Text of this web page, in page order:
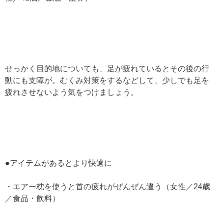
せっかく目的地についても、足が疲れているとその後の行
動にも支障が。むくみ対策をするなどして、少しでも足を
疲れさせないよう気をつけましょう。
●アイテムがあるとより快適に
・エアー枕を使うと首の疲れがぜんぜん違う（女性／24歳
／食品・飲料）